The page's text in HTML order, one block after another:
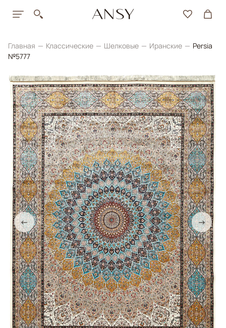
Главная Классические Шелковые Иранские
Persia
№5777
← →